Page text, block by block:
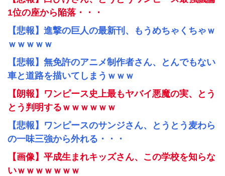
1位の座から陥落・・・
【悲報】進撃の巨人の最新刊、もうめちゃくちゃｗ
ｗｗｗｗｗ
【悲報】無免許のアニメ制作者さん、とんでもない
車と道路を描いてしまうｗｗｗ
【朗報】ワンピース史上最もヤバイ悪魔の実、とう
とう判明するｗｗｗｗｗｗ
【悲報】ワンピースのサンジさん、とうとう麦わら
の一味三強から外れる・・・
【画像】平成生まれキッズさん、この学校を知らな
いｗｗｗｗｗｗｗ